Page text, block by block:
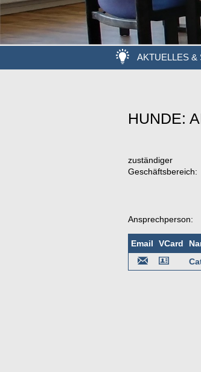
AKTUELLES &
HUNDE:
zuständiger
Geschäftsbereich:
Ansprechperson:
Email VCard